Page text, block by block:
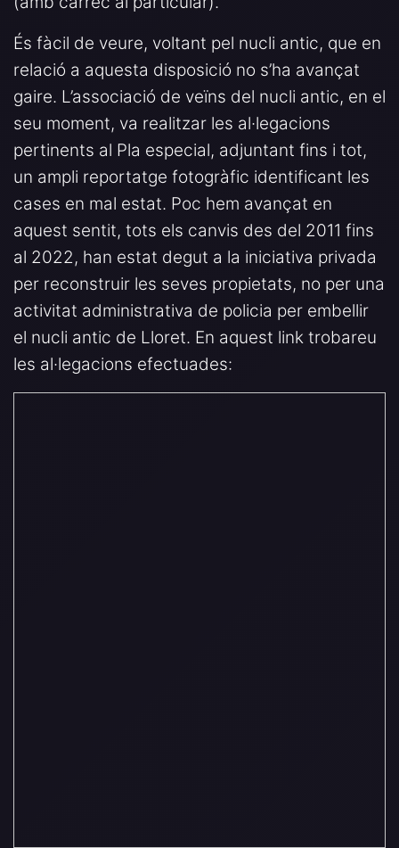
És fàcil de veure, voltant pel nucli antic, que en
relació a aquesta disposició no s’ha avançat
gaire. L’associació de veïns del nucli antic, en el
seu moment, va realitzar les al·legacions
pertinents al Pla especial, adjuntant fins i tot,
un ampli reportatge fotogràfic identificant les
cases en mal estat. Poc hem avançat en
aquest sentit, tots els canvis des del 2011 fins
al 2022, han estat degut a la iniciativa privada
per reconstruir les seves propietats, no per una
activitat administrativa de policia per embellir
el nucli antic de Lloret. En aquest link trobareu
les al·legacions efectuades: